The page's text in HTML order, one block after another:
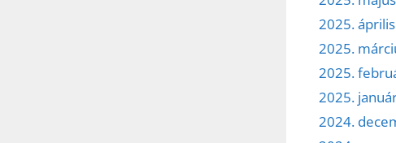
2025. április
2025.
2025.
2025.
2024.